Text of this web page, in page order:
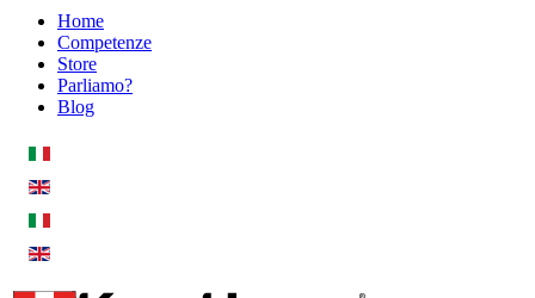
Home
Competenze
Store
Parliamo?
Blog